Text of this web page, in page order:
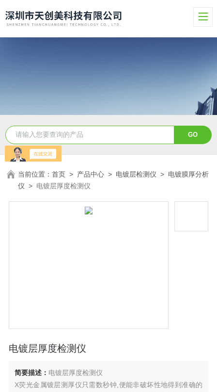
当前位置：首页 > 产品中心 > 电镀层检测仪 > 电镀膜厚分析
仪 > 电镀层厚度检测仪
电镀层厚度检测仪
简要描述： 电镀层厚度检测仪
X荧光金属镀层测厚仪只需数秒钟,便能非破坏性地得到准确的